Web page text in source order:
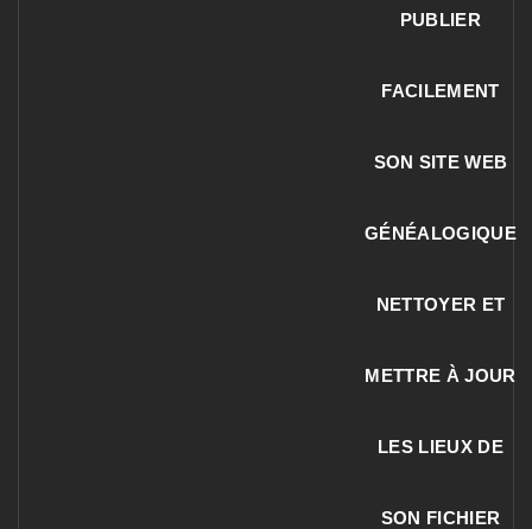
PUBLIER
FACILEMENT
SON SITE WEB
GÉNÉALOGIQUE
NETTOYER ET
METTRE À JOUR
LES LIEUX DE
SON FICHIER